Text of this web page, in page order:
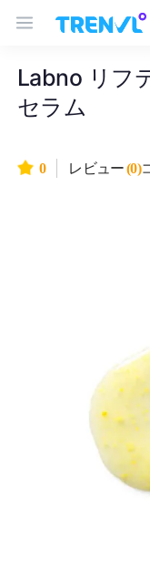
Labno リフ
セラム
0 レビュー(0)